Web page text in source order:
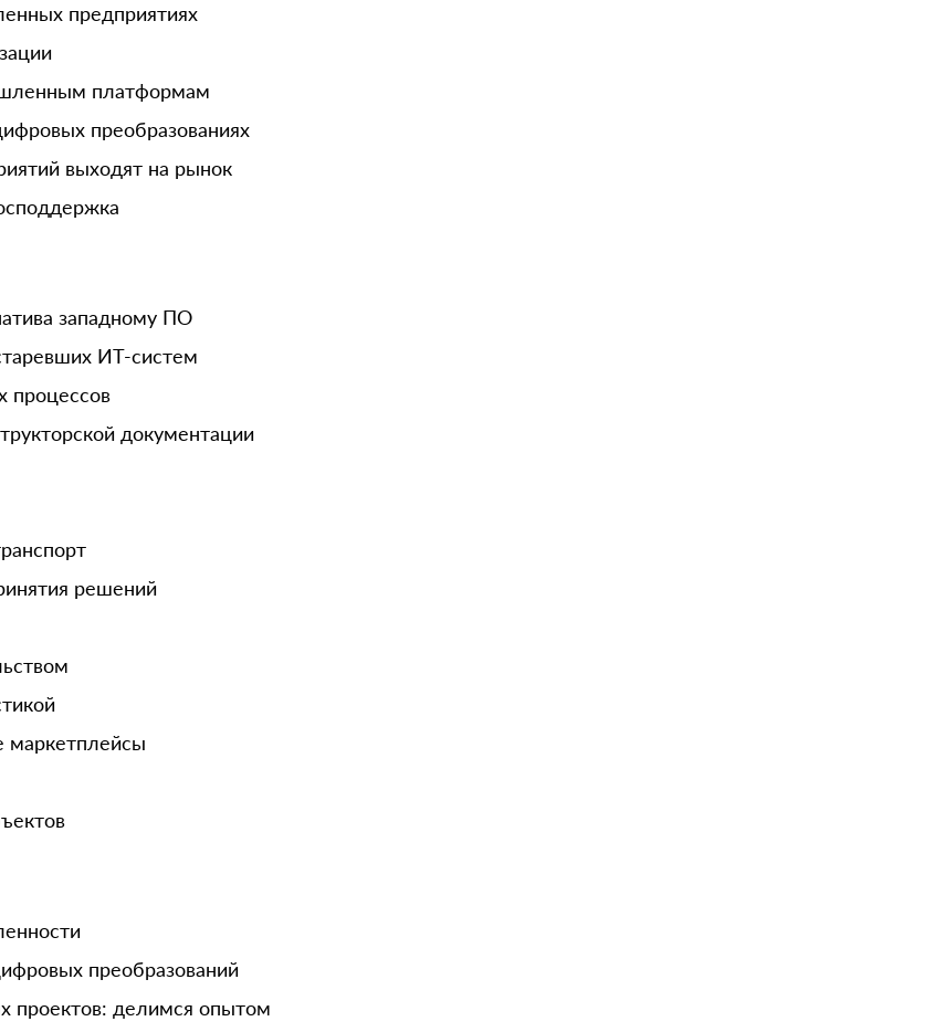
предприятиях
платформам
преобразованиях
выходят на рынок
западному ПО
ИТ-систем
процессов
документации
решений
маркетплейсы
преобразований
проектов: делимся опытом